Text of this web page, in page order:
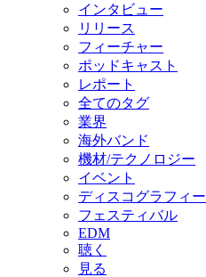
インタビュー
リリース
フィーチャー
ポッドキャスト
レポート
全てのタグ
業界
海外バンド
機材/テクノロジー
イベント
ディスコグラフィー
フェスティバル
EDM
聴く
見る